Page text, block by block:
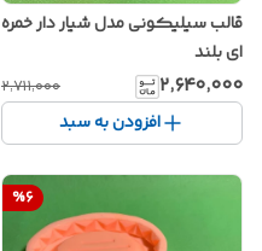
قالب سیلیکونی مدل شیار دار خمره
ای بلند
۲٬۶۴۰٬۰۰۰ ۲٬۷۱۱٬۰۰۰
افزودن به سبد
%6